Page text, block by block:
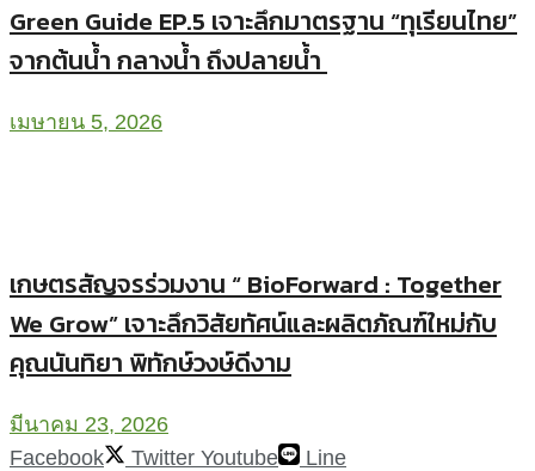
Green Guide EP.5 เจาะลึกมาตรฐาน “ทุเรียนไทย”
จากต้นน้ำ กลางน้ำ ถึงปลายน้ำ
เมษายน 5, 2026
เกษตรสัญจรร่วมงาน “ BioForward : Together
We Grow” เจาะลึกวิสัยทัศน์และผลิตภัณฑ์ใหม่กับ
คุณนันทิยา พิทักษ์วงษ์ดีงาม
มีนาคม 23, 2026
Facebook
Twitter Youtube Line